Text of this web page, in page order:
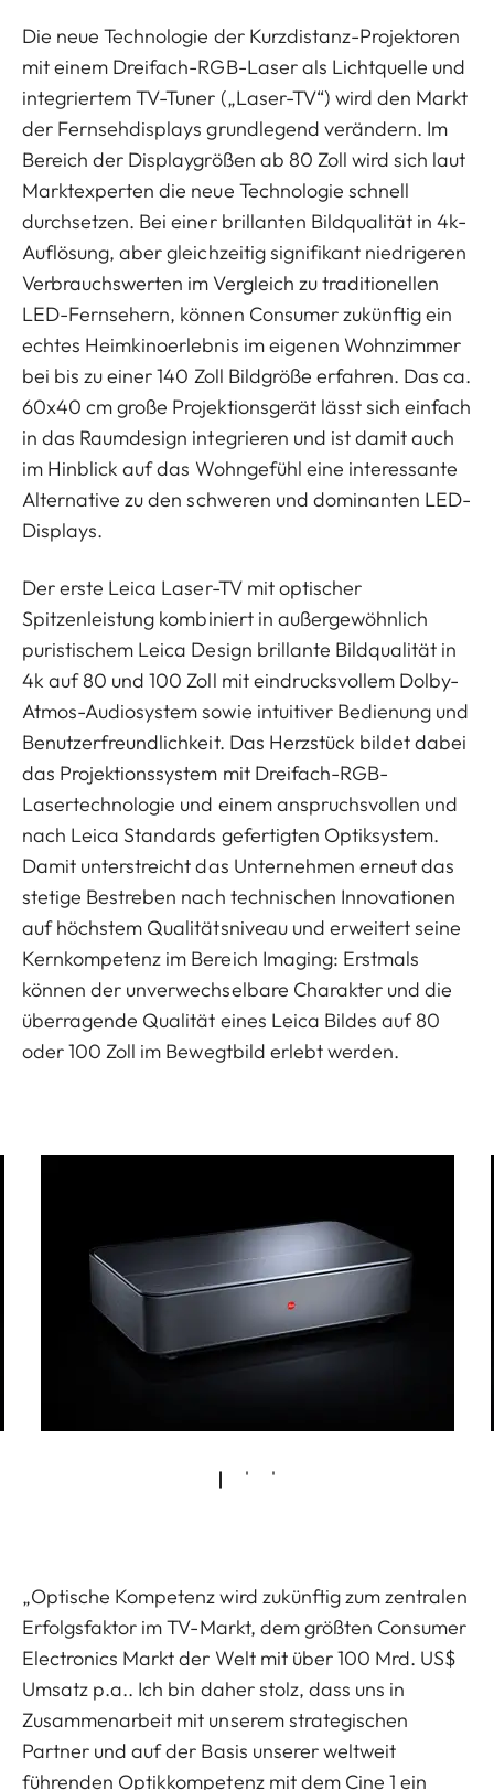
Die neue Technologie der Kurzdistanz-Projektoren
mit einem Dreifach-RGB-Laser als Lichtquelle und
integriertem TV-Tuner („Laser-TV“) wird den Markt
der Fernsehdisplays grundlegend verändern. Im
Bereich der Displaygrößen ab 80 Zoll wird sich laut
Marktexperten die neue Technologie schnell
durchsetzen. Bei einer brillanten Bildqualität in 4k-
Auflösung, aber gleichzeitig signifikant niedrigeren
Verbrauchswerten im Vergleich zu traditionellen
LED-Fernsehern, können Consumer zukünftig ein
echtes Heimkinoerlebnis im eigenen Wohnzimmer
bei bis zu einer 140 Zoll Bildgröße erfahren. Das ca.
60x40 cm große Projektionsgerät lässt sich einfach
in das Raumdesign integrieren und ist damit auch
im Hinblick auf das Wohngefühl eine interessante
Alternative zu den schweren und dominanten LED-
Displays.
Der erste Leica Laser-TV mit optischer
Spitzenleistung kombiniert in außergewöhnlich
puristischem Leica Design brillante Bildqualität in
4k auf 80 und 100 Zoll mit eindrucksvollem Dolby-
Atmos-Audiosystem sowie intuitiver Bedienung und
Benutzerfreundlichkeit. Das Herzstück bildet dabei
das Projektionssystem mit Dreifach-RGB-
Lasertechnologie und einem anspruchsvollen und
nach Leica Standards gefertigten Optiksystem.
Damit unterstreicht das Unternehmen erneut das
stetige Bestreben nach technischen Innovationen
auf höchstem Qualitätsniveau und erweitert seine
Kernkompetenz im Bereich Imaging: Erstmals
können der unverwechselbare Charakter und die
überragende Qualität eines Leica Bildes auf 80
oder 100 Zoll im Bewegtbild erlebt werden.
„Optische Kompetenz wird zukünftig zum zentralen
Erfolgsfaktor im TV-Markt, dem größten Consumer
Electronics Markt der Welt mit über 100 Mrd. US$
Umsatz p.a.. Ich bin daher stolz, dass uns in
Zusammenarbeit mit unserem strategischen
Partner und auf der Basis unserer weltweit
führenden Optikkompetenz mit dem Cine 1 ein